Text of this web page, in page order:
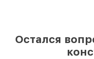
Остался